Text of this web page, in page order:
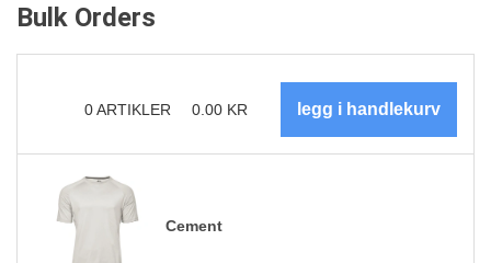
Bulk Orders
0ARTIKLER 0.00 KR
Cement